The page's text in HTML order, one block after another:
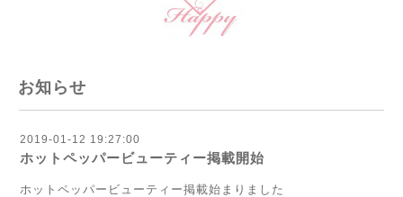
お知らせ
2019-01-12 19:27:00
ホットペッパービューティー掲載開始
ホットペッパービューティー掲載始まりました